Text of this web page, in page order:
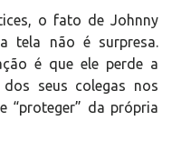
o fato de Johnny
tela não é surpresa.
é que ele perde a
seus colegas nos
“proteger” da própria